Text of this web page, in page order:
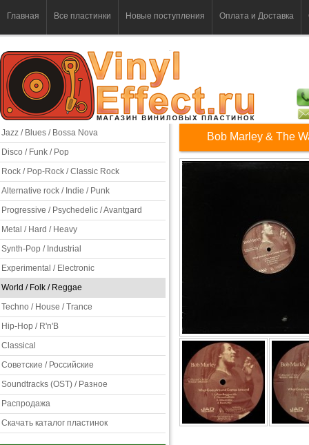
Главная Все пластинки Новые поступления Оплата и Доставка
Jazz / Blues / Bossa Nova
Disco / Funk / Pop
Rock / Pop-Rock / Classic Rock
Alternative rock / Indie / Punk
Progressive / Psychedelic / Avantgard
Metal / Hard / Heavy
Synth-Pop / Industrial
Experimental / Electronic
World / Folk / Reggae
Techno / House / Trance
Hip-Hop / R'n'B
Classical
Советские / Российские
Soundtracks (OST) / Разное
Распродажа
Скачать каталог пластинок
Bob Marley & The